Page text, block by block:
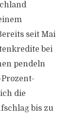
seit Mai
bei
pendeln
die
bis zu